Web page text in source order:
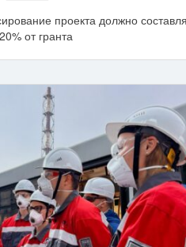
проекта должно
от гранта